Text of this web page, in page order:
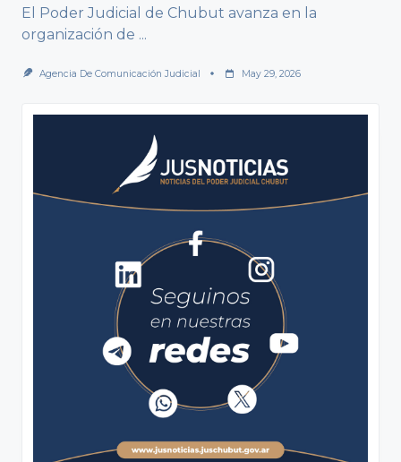
El Poder Judicial de Chubut avanza en la
organización de ...
Agencia De Comunicación Judicial May 29, 2026